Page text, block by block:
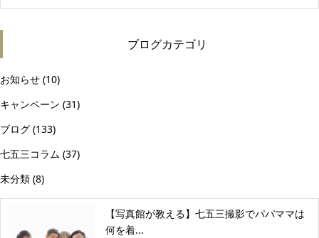
ブログカテゴリ
お知らせ (10)
キャンペーン (31)
ブログ (133)
七五三コラム (37)
未分類 (8)
【写真館が教える】七五三撮影でパパママは
何を着...